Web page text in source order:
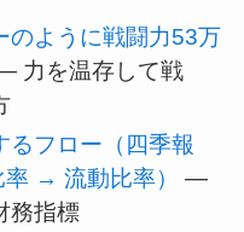
のように戦闘力53万
力を温存して戦
るフロー（四季報
→ 流動比率）
—
務指標